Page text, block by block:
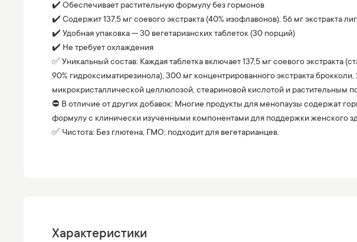
✔️ Обеспечивает растительную формулу без гормонов
✔️ Содержит 137,5 мг соевого экстракта (40% изофлавонов), 56 мг экстракта
✔️ Удобная упаковка — 30 вегетарианских таблеток (30 порций)
✔️ Не требует охлаждения
✅ Уникальный состав: Каждая таблетка включает 137,5 мг соевого экстракта
90% гидроксиматирезинола), 300 мг концентрированного экстракта
микрокристаллической целлюлозой, стеариновой кислотой и растительным
⛔️ В отличие от других добавок: Многие продукты для менопаузы содержат
формулу с клинически изученными компонентами для поддержки женского
✅ Чистота: Без глютена, ГМО; подходит для вегетарианцев.
Характеристики